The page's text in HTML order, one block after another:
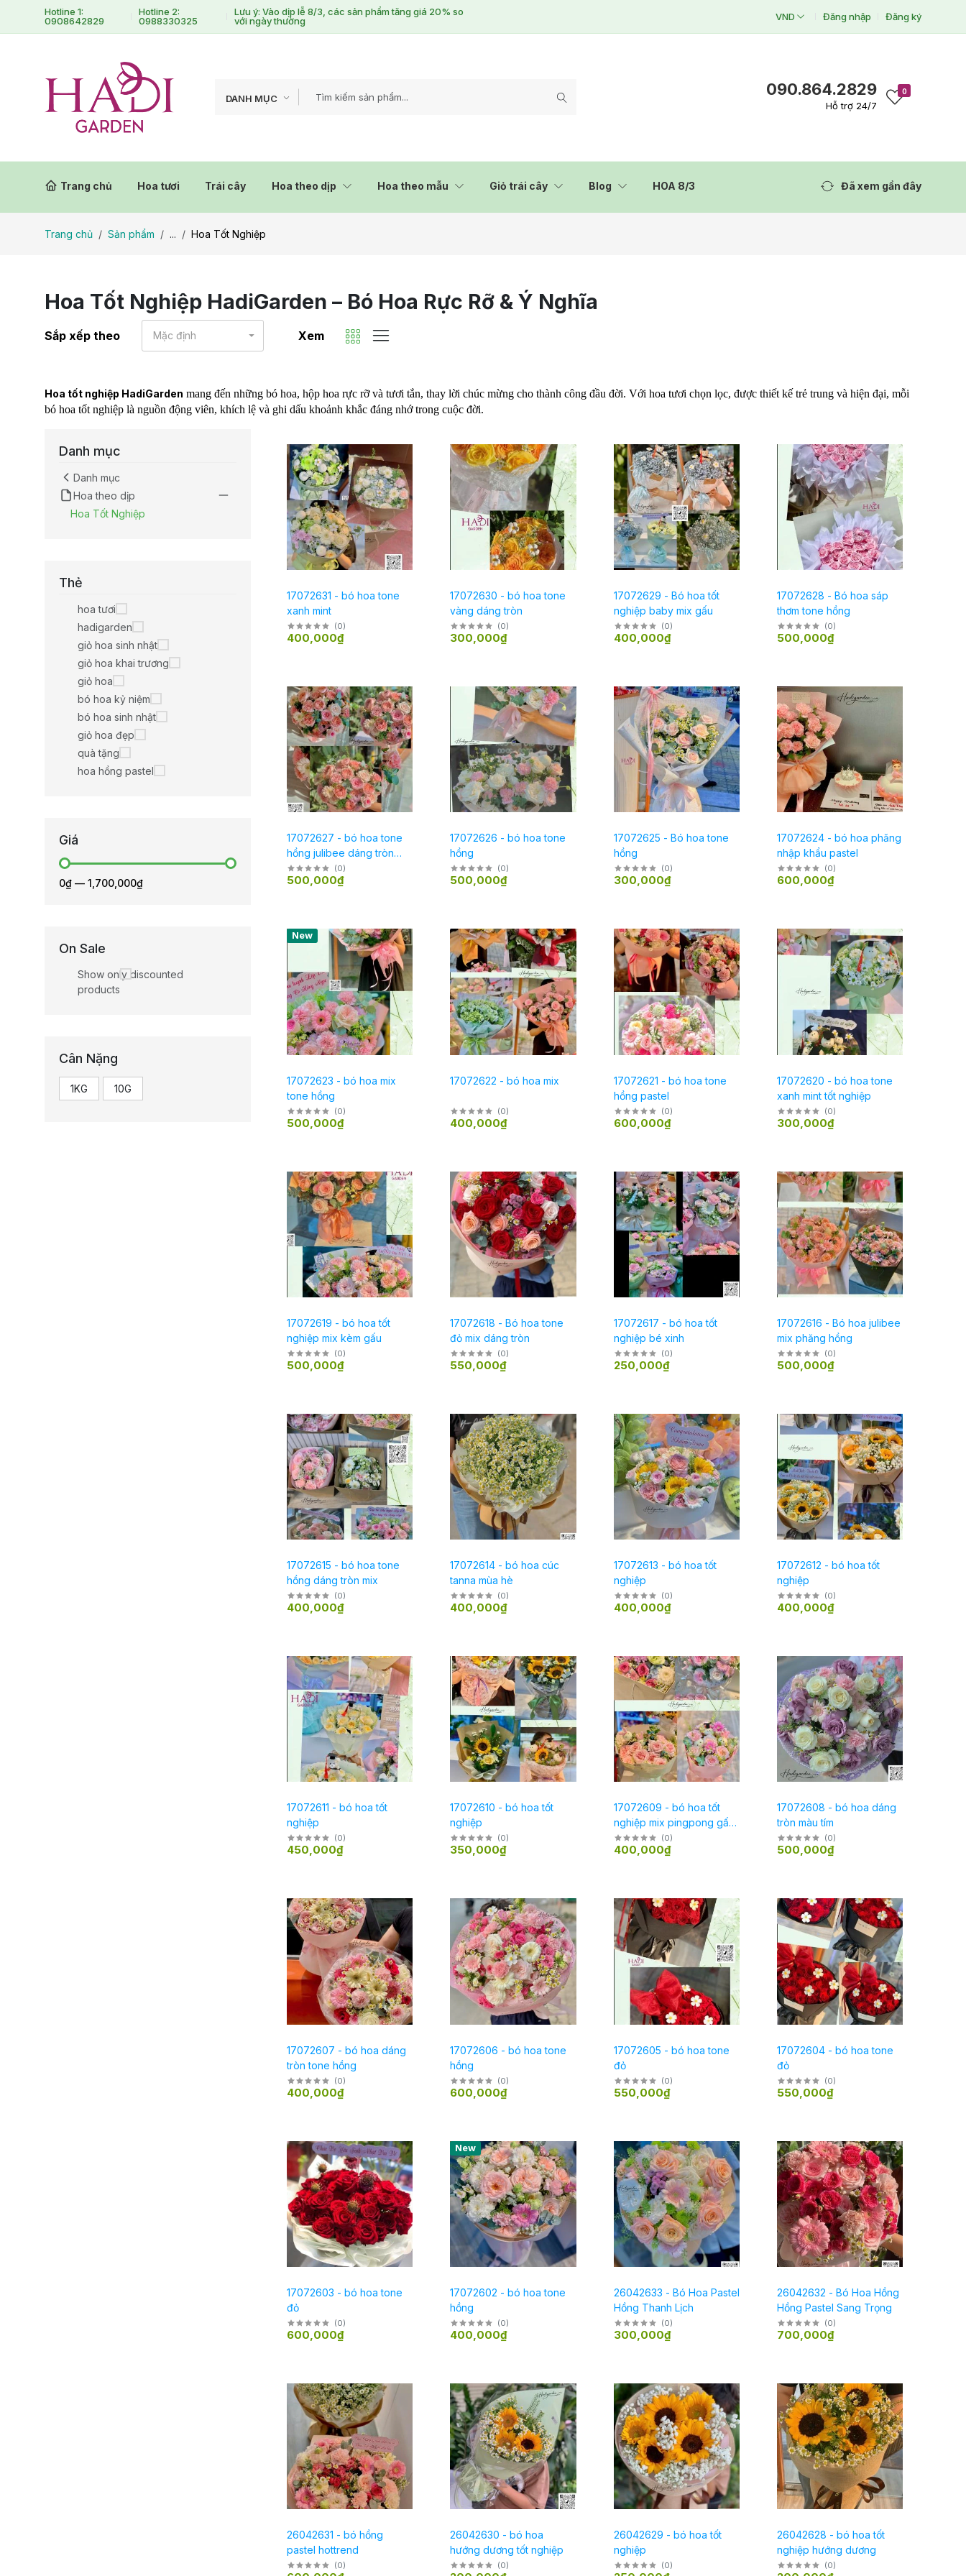
Hotline 1:
0908642829
Hotline 2:
0988330325
Lưu ý: Vào dịp lễ 8/3, các sản phẩm tăng giá 20% so
với ngày thường
VND Đăng nhập Đăng ký
DANH MỤC 090.864.2829
Hỗ trợ 24/7
0
Trang chủ Hoa tươi Trái cây Hoa theo dịp Hoa theo mẫu Giỏ trái cây Blog HOA 8/3 Đã xem gần đây
Trang chủ Sản phẩm ... Hoa Tốt Nghiệp
Hoa Tốt Nghiệp HadiGarden – Bó Hoa Rực Rỡ & Ý Nghĩa
Sắp xếp theo Mặc định Xem
Hoa tốt nghiệp HadiGarden mang đến những bó hoa, hộp hoa rực rỡ và tươi tắn, thay lời chúc mừng cho thành công đầu đời. Với hoa tươi chọn lọc, được thiết kế trẻ trung và hiện đại, mỗi
bó hoa tốt nghiệp là nguồn động viên, khích lệ và ghi dấu khoảnh khắc đáng nhớ trong cuộc đời.
Danh mục
Danh mục
Hoa theo dịp
Hoa Tốt Nghiệp
Thẻ
hoa tươi
hadigarden
giỏ hoa sinh nhật
giỏ hoa khai trương
giỏ hoa
bó hoa kỷ niệm
bó hoa sinh nhật
giỏ hoa đẹp
quà tặng
hoa hồng pastel
Giá
0₫ — 1,700,000₫
On Sale
Show only discounted
products
Cân Nặng
1KG 10G
17072631 - bó hoa tone
xanh mint
(0)
400,000₫
17072630 - bó hoa tone
vàng dáng tròn
(0)
300,000₫
17072629 - Bó hoa tốt
nghiệp baby mix gấu
(0)
400,000₫
17072628 - Bó hoa sáp
thơm tone hồng
(0)
500,000₫
17072627 - bó hoa tone
hồng julibee dáng tròn
pastel
(0)
500,000₫
17072626 - bó hoa tone
hồng
(0)
500,000₫
17072625 - Bó hoa tone
hồng
(0)
300,000₫
17072624 - bó hoa phăng
nhập khẩu pastel
(0)
600,000₫
New
17072623 - bó hoa mix
tone hồng
(0)
500,000₫
17072622 - bó hoa mix
(0)
400,000₫
17072621 - bó hoa tone
hồng pastel
(0)
600,000₫
17072620 - bó hoa tone
xanh mint tốt nghiệp
(0)
300,000₫
17072619 - bó hoa tốt
nghiệp mix kèm gấu
(0)
500,000₫
17072618 - Bó hoa tone
đỏ mix dáng tròn
(0)
550,000₫
17072617 - bó hoa tốt
nghiệp bé xinh
(0)
250,000₫
17072616 - Bó hoa julibee
mix phăng hồng
(0)
500,000₫
17072615 - bó hoa tone
hồng dáng tròn mix
(0)
400,000₫
17072614 - bó hoa cúc
tanna mùa hè
(0)
400,000₫
17072613 - bó hoa tốt
nghiệp
(0)
400,000₫
17072612 - bó hoa tốt
nghiệp
(0)
400,000₫
17072611 - bó hoa tốt
nghiệp
(0)
450,000₫
17072610 - bó hoa tốt
nghiệp
(0)
350,000₫
17072609 - bó hoa tốt
nghiệp mix pingpong gấu
tốt nghiệp (0)
400,000₫
17072608 - bó hoa dáng
tròn màu tím
(0)
500,000₫
17072607 - bó hoa dáng
tròn tone hồng
(0)
400,000₫
17072606 - bó hoa tone
hồng
(0)
600,000₫
17072605 - bó hoa tone
đỏ
(0)
550,000₫
17072604 - bó hoa tone
đỏ
(0)
550,000₫
17072603 - bó hoa tone
đỏ
(0)
600,000₫
New
17072602 - bó hoa tone
hồng
(0)
400,000₫
26042633 - Bó Hoa Pastel
Hồng Thanh Lịch
(0)
300,000₫
26042632 - Bó Hoa Hồng
Hồng Pastel Sang Trọng
(0)
700,000₫
26042631 - bó hồng
pastel hottrend
(0)
26042630 - bó hoa
hướng dương tốt nghiệp
(0)
26042629 - bó hoa tốt
nghiệp
(0)
26042628 - bó hoa tốt
nghiệp hướng dương
(0)